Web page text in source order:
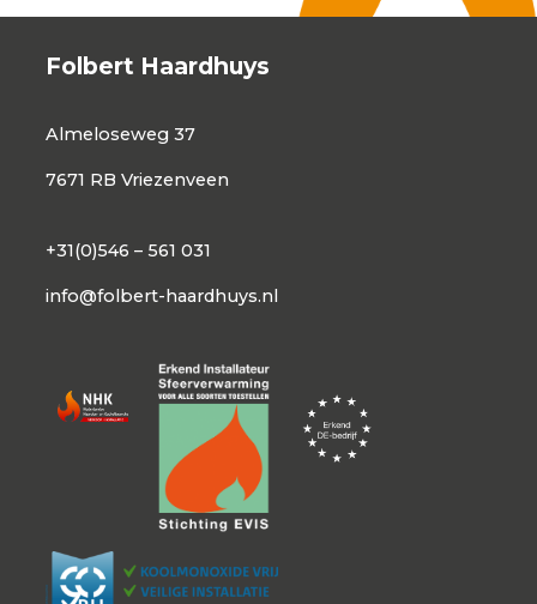
Folbert Haardhuys
Almeloseweg 37
7671 RB Vriezenveen
+31(0)546 – 561 031
info@folbert-haardhuys.nl